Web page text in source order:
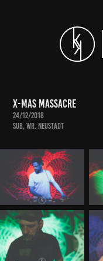
X-MAS Massacre
24/12/2018
SUB, Wr. Neustadt